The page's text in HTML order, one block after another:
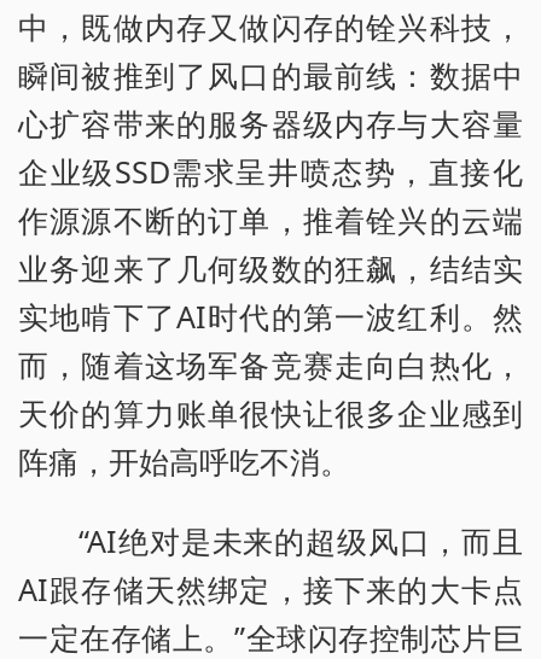
中，既做内存又做闪存的铨兴科技，
瞬间被推到了风口的最前线：数据中
心扩容带来的服务器级内存与大容量
企业级SSD需求呈井喷态势，直接化
作源源不断的订单，推着铨兴的云端
业务迎来了几何级数的狂飙，结结实
实地啃下了AI时代的第一波红利。然
而，随着这场军备竞赛走向白热化，
天价的算力账单很快让很多企业感到
阵痛，开始高呼吃不消。
“AI绝对是未来的超级风口，而且
AI跟存储天然绑定，接下来的大卡点
一定在存储上。”全球闪存控制芯片巨